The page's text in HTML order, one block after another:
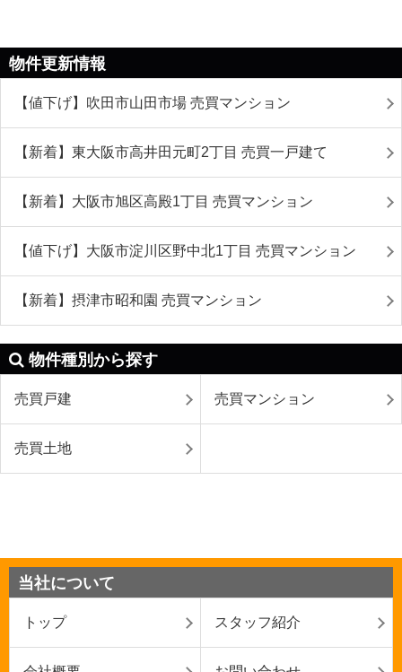
物件更新情報
【値下げ】吹田市山田市場 売買マンション
【新着】東大阪市高井田元町2丁目 売買一戸建て
【新着】大阪市旭区高殿1丁目 売買マンション
【値下げ】大阪市淀川区野中北1丁目 売買マンション
【新着】摂津市昭和園 売買マンション
物件種別から探す
売買戸建 売買マンション
売買土地
当社について
トップ スタッフ紹介